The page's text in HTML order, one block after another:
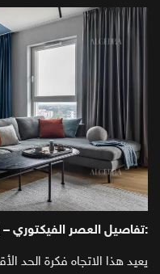
تفاصيل العصر الفيكتوري – إحياء الحد الأقصى:
يعيد هذا الاتجاه فكرة الحد